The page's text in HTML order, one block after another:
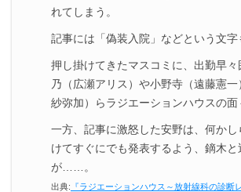
れてしまう。
記事には「偽装入院」などという文字
押し掛けてきたマスコミに、出勤早
乃（広瀬アリス）や小野寺（遠藤憲
紗弥加）らラジエーションハウスの面
一方、記事に激怒した安野は、何か
けてすぐにでも発表するよう、鏑木と
が……。
出典: 『ラジエーションハウス～放射線科の診断